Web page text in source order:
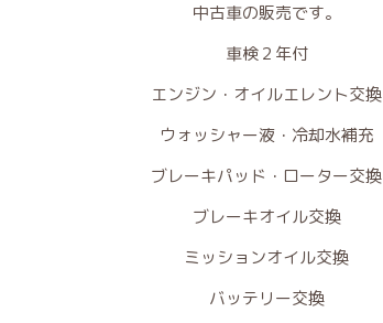
中古車の販売です。
車検２年付
エンジン・オイルエレント交換
ウォッシャー液・冷却水補充
ブレーキパッド・ローター交換
ブレーキオイル交換
ミッションオイル交換
バッテリー交換